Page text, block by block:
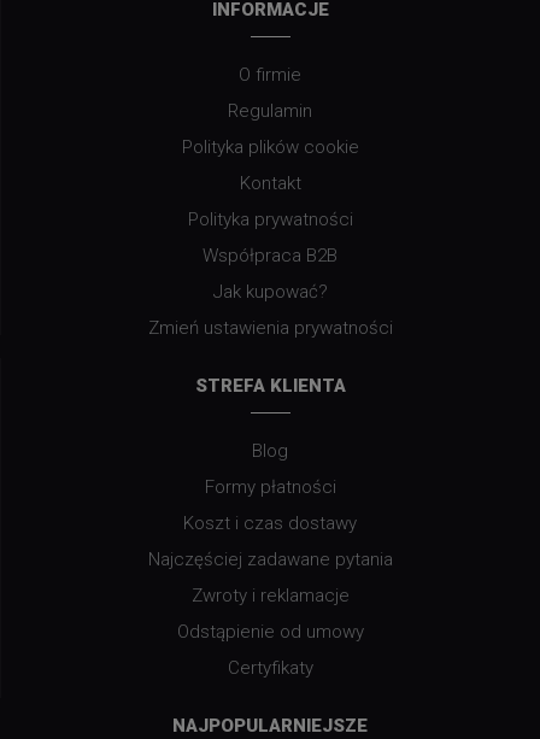
INFORMACJE
O firmie
Regulamin
Polityka plików cookie
Kontakt
Polityka prywatności
Współpraca B2B
Jak kupować?
Zmień ustawienia prywatności
STREFA KLIENTA
Blog
Formy płatności
Koszt i czas dostawy
Najczęściej zadawane pytania
Zwroty i reklamacje
Odstąpienie od umowy
Certyfikaty
NAJPOPULARNIEJSZE